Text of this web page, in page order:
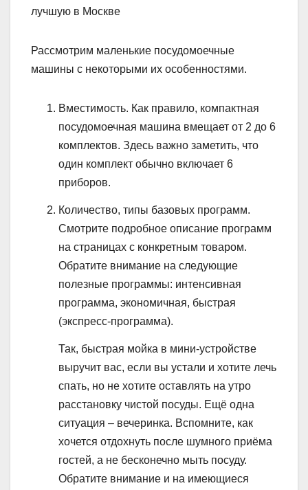
лучшую в Москве
Рассмотрим маленькие посудомоечные
машины с некоторыми их особенностями.
Вместимость. Как правило, компактная
посудомоечная машина вмещает от 2 до 6
комплектов. Здесь важно заметить, что
один комплект обычно включает 6
приборов.
Количество, типы базовых программ.
Смотрите подробное описание программ
на страницах с конкретным товаром.
Обратите внимание на следующие
полезные программы: интенсивная
программа, экономичная, быстрая
(экспресс-программа).
Так, быстрая мойка в мини-устройстве
выручит вас, если вы устали и хотите лечь
спать, но не хотите оставлять на утро
расстановку чистой посуды. Ещё одна
ситуация – вечеринка. Вспомните, как
хочется отдохнуть после шумного приёма
гостей, а не бесконечно мыть посуду.
Обратите внимание и на имеющиеся